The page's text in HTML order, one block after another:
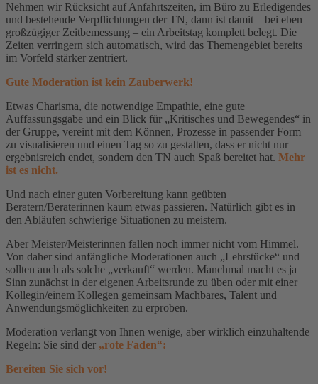
Nehmen wir Rücksicht auf Anfahrtszeiten, im Büro zu Erledigendes
und bestehende Verpflichtungen der TN, dann ist damit – bei eben
großzügiger Zeitbemessung – ein Arbeitstag komplett belegt. Die
Zeiten verringern sich automatisch, wird das Themengebiet bereits
im Vorfeld stärker zentriert.
Gute Moderation ist kein Zauberwerk!
Etwas Charisma, die notwendige Empathie, eine gute
Auffassungsgabe und ein Blick für „Kritisches und Bewegendes“ in
der Gruppe, vereint mit dem Können, Prozesse in passender Form
zu visualisieren und einen Tag so zu gestalten, dass er nicht nur
ergebnisreich endet, sondern den TN auch Spaß bereitet hat. Mehr
ist es nicht.
Und nach einer guten Vorbereitung kann geübten
Beratern/Beraterinnen kaum etwas passieren. Natürlich gibt es in
den Abläufen schwierige Situationen zu meistern.
Aber Meister/Meisterinnen fallen noch immer nicht vom Himmel.
Von daher sind anfängliche Moderationen auch „Lehrstücke“ und
sollten auch als solche „verkauft“ werden. Manchmal macht es ja
Sinn zunächst in der eigenen Arbeitsrunde zu üben oder mit einer
Kollegin/einem Kollegen gemeinsam Machbares, Talent und
Anwendungsmöglichkeiten zu erproben.
Moderation verlangt von Ihnen wenige, aber wirklich einzuhaltende
Regeln: Sie sind der „rote Faden“:
Bereiten Sie sich vor!